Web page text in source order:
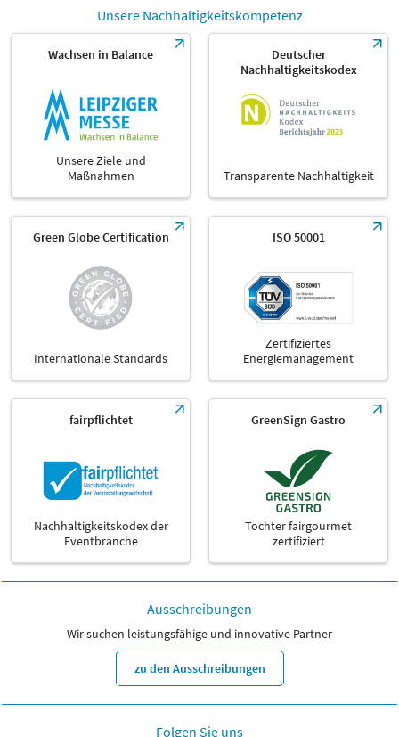
Unsere Nachhaltigkeitskompetenz
Wachsen in Balance
Unsere Ziele und
Maßnahmen
Deutscher
Nachhaltigkeitskodex
Transparente Nachhaltigkeit
Green Globe Certification
Internationale Standards
ISO 50001
Zertifiziertes
Energiemanagement
fairpflichtet
Nachhaltigkeitskodex der
Eventbranche
GreenSign Gastro
Tochter fairgourmet
zertifiziert
Ausschreibungen
Wir suchen leistungsfähige und innovative Partner
zu den Ausschreibungen
Folgen Sie uns